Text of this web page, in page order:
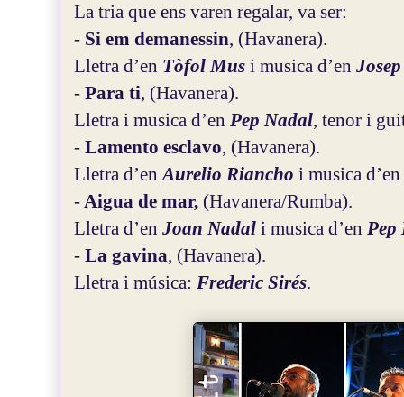
La tria que ens varen regalar, va ser:
- Si em demanessin, (Havanera).
Lletra d’en Tòfol Mus i musica d’en
- Para ti, (Havanera).
Lletra i musica d’en Pep Nadal, tenor i
- Lamento esclavo, (Havanera).
Lletra d’enAurelio Riancho i musica d’en
-Aigua de mar, (Havanera/Rumba).
Lletra d’en Joan Nadal i musica d’en Pep
- La gavina, (Havanera).
Lletra i música: Frederic Sirés.